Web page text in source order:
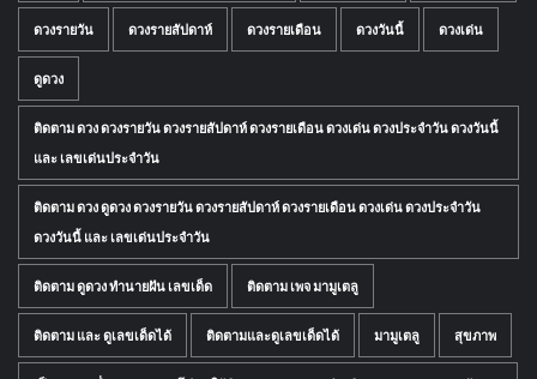
ดวงรายวัน ดวงรายสัปดาห์ ดวงรายเดือน ดวงวันนี้ ดวงเด่น
ดูดวง
ติดตาม ดวง ดวงรายวัน ดวงรายสัปดาห์ ดวงรายเดือน ดวงเด่น ดวงประจำวัน ดวงวันนี้
และ เลขเด่นประจำวัน
ติดตาม ดวง ดูดวง ดวงรายวัน ดวงรายสัปดาห์ ดวงรายเดือน ดวงเด่น ดวงประจำวัน
ดวงวันนี้ และ เลขเด่นประจำวัน
ติดตาม ดูดวง ทำนายฝัน เลขเด็ด ติดตาม เพจ มามูเตลู
ติดตาม และ ดูเลขเด็ดได้ ติดตามและดูเลขเด็ดได้ มามูเตลู สุขภาพ